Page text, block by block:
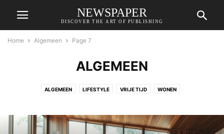
NEWSPAPER
DISCOVER THE ART OF PUBLISHING
Home Algemeen Page 7
ALGEMEEN
ALGEMEEN LIFESTYLE VRIJE TIJD WONEN